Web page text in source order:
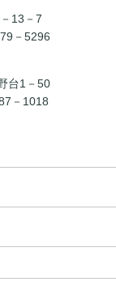
13－7
－5296
台1－50
－1018